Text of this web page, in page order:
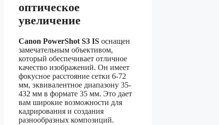
оптическое
увеличение
Canon PowerShot S3 IS оснащен
замечательным объективом,
который обеспечивает отличное
качество изображений. Он имеет
фокусное расстояние сетки 6-72
мм, эквивалентное диапазону 35-
432 мм в формате 35 мм. Это дает
вам широкие возможности для
кадрирования и создания
разнообразных композиций.